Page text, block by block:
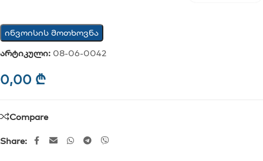
ინვოისის მოთხოვნა
არტიკული: 08-06-0042
0,00 ₾
Compare
Share: